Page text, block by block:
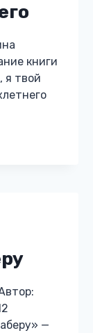
книги
я твой
—